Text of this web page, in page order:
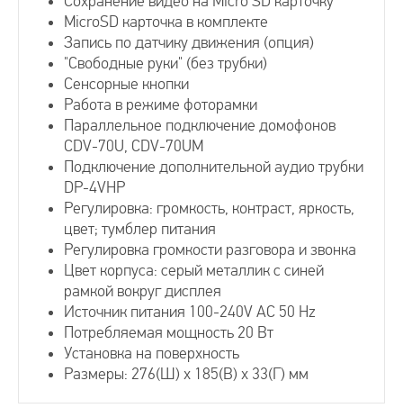
MicroSD карточка в комплекте
Запись по датчику движения (опция)
"Свободные руки" (без трубки)
Сенсорные кнопки
Работа в режиме фоторамки
Параллельное подключение домофонов
CDV-70U, CDV-70UM
Подключение дополнительной аудио трубки
DP-4VHP
Регулировка: громкость, контраст, яркость,
цвет; тумблер питания
Регулировка громкости разговора и звонка
Цвет корпуса: серый металлик с синей
рамкой вокруг дисплея
Источник питания 100-240V AC 50 Hz
Потребляемая мощность 20 Вт
Установка на поверхность
Размеры: 276(Ш) х 185(В) х 33(Г) мм